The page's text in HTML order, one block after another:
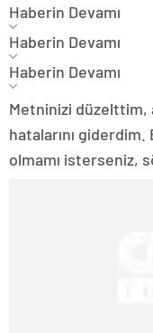
Haberin Devamı
Haberin Devamı
Haberin Devamı
Metninizi düzelttim,
hatalarını giderdim.
olmamı isterseniz,